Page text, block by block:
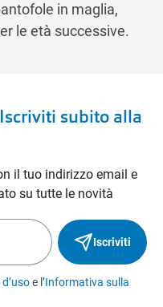
in maglia,
le età successive.
subito alla
il tuo indirizzo email e
su tutte le novità
Iscriviti
e l’Informativa sulla